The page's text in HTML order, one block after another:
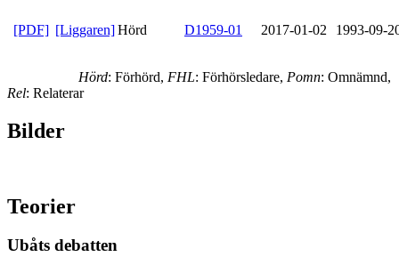
[PDF] [Liggaren]Hörd D1959-01 2017-01-02 1993-09-
Hörd: Förhörd, FHL: Förhörsledare, Pomn: Omnämnd,
Rel: Relaterar
Bilder
Teorier
Ubåts debatten